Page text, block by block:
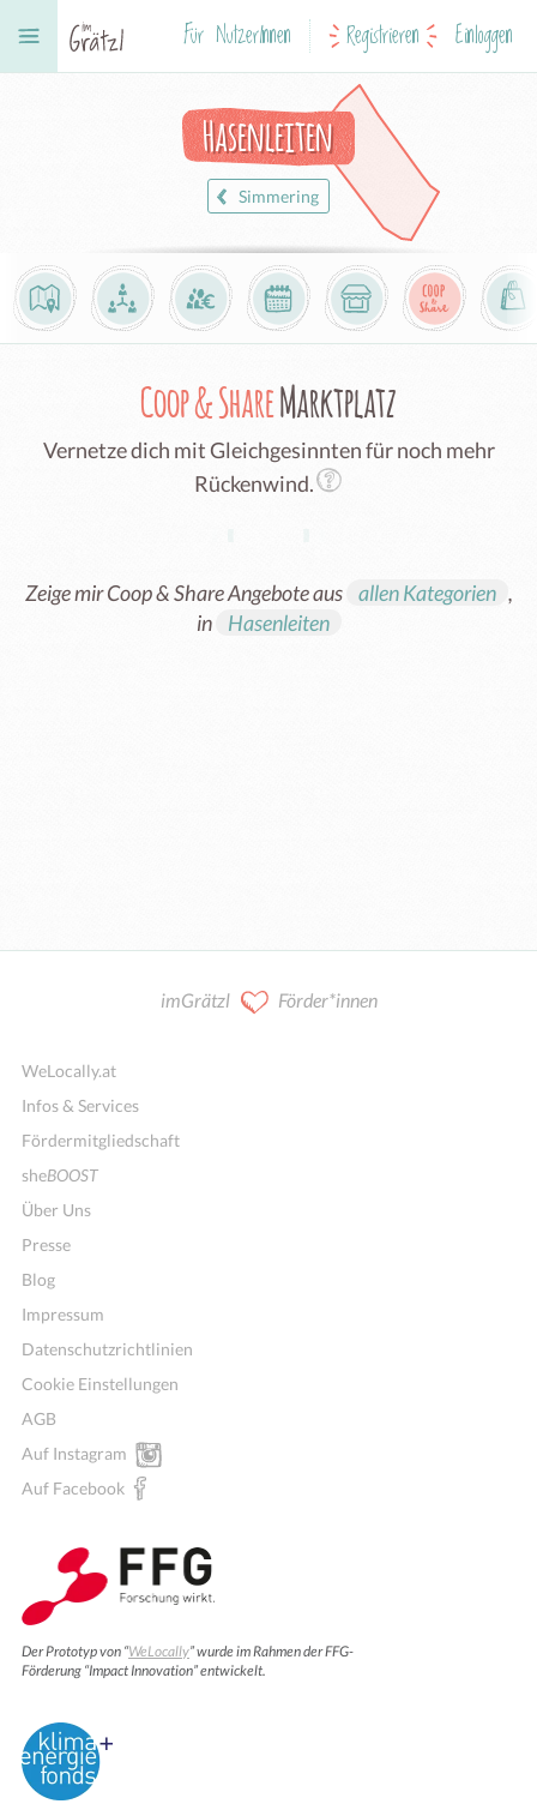
Für NutzerInnen Registrieren Einloggen
Hasenleiten
Simmering
Coop & ShareMarktplatz
Vernetze dich mit Gleichgesinnten für noch mehr
Rückenwind.
Mitglieder für Vereine, Initiativen
Zeige mir Coop & Share Angebote aus allen Kategorien ,
in
Hasenleiten
imGrätzl Förder*innen
WeLocally.at
Infos & Services
Fördermitgliedschaft
sheBOOST
Über Uns
Presse
Blog
Impressum
Datenschutzrichtlinien
Cookie Einstellungen
AGB
Auf Instagram
Auf Facebook
Der Prototyp von “WeLocally” wurde im Rahmen der FFG-
Förderung “Impact Innovation” entwickelt.